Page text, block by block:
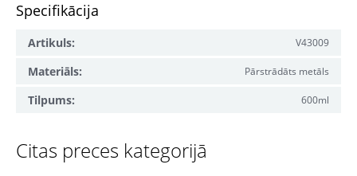
Specifikācija
Artikuls: V43009
Materiāls: Pārstrādāts metāls
Tilpums: 600ml
Citas preces kategorijā